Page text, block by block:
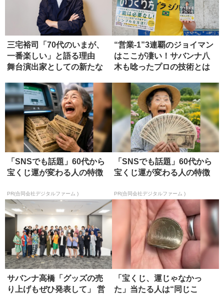
三宅裕司「70代のいまが、
一番楽しい」と語る理由
舞台演出家としての新たな
“営業-1”3連覇のジョイマン
はここが凄い！サバンナ八
木も唸ったプロの技術とは
「SNSでも話題」60代から
宝くじ運が変わる人の特徴
PR(合同会社デジタルファーム )
「SNSでも話題」60代から
宝くじ運が変わる人の特徴
PR(合同会社デジタルファーム )
サバンナ高橋「グッズの売
り上げもぜひ発表して」 営
「宝くじ、運じゃなかっ
た」当たる人は“同じこ